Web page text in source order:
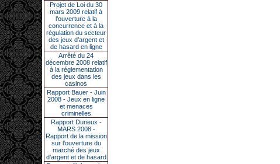
Projet de Loi du 30
mars 2009 relatif à
l’ouverture à la
concurrence et à la
régulation du secteur
des jeux d’argent et
de hasard en ligne
Arrêté du 24
décembre 2008 relatif
à la réglementation
des jeux dans les
casinos
Rapport Bauer - Juin
2008 - Jeux en ligne
et menaces
criminelles
Rapport Durieux -
MARS 2008 -
Rapport de la mission
sur l’ouverture du
marché des jeux
d’argent et de hasard